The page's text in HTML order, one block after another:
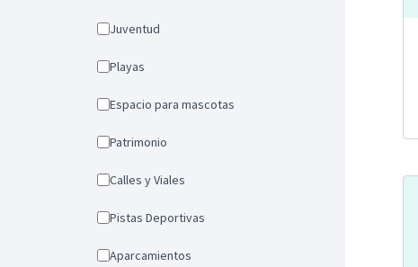
Juventud
Playas
Espacio para mascotas
Patrimonio
Calles y Viales
Pistas Deportivas
Aparcamientos